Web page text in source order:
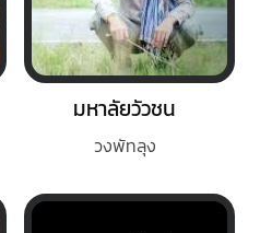
มหาลัยวัวชน
วงพัทลุง